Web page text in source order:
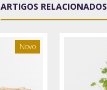
ARTIGOS RELACIONADOS
Novo